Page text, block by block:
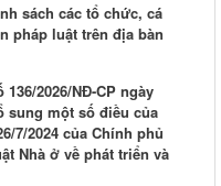
sách các tổ chức, cá
pháp luật trên địa bàn
2026/NĐ-CP ngày
sung một số điều của
7/2024 của Chính phủ
Nhà ở về phát triển và